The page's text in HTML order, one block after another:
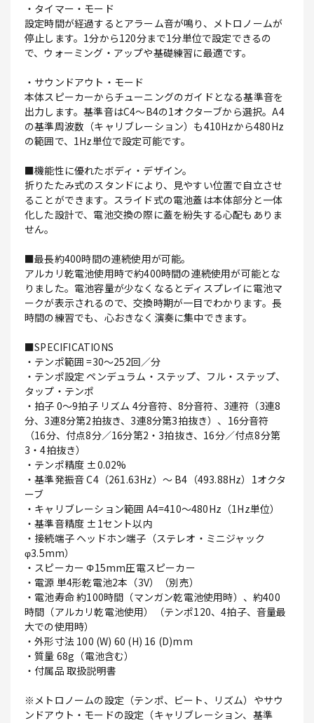
・タイマー・モード
設定時間が経過するとアラーム音が鳴り、メトロノームが
停止します。1分から120分まで1分単位で設定できるの
で、ウォーミング・アップや基礎練習に最適です。
・サウンドアウト・モード
本体スピーカーからチューニングのガイドとなる基準音を
出力します。基準音はC4～B4の1オクターブから選択。A4
の基準周波数（キャリブレーション）も410Hzから480Hz
の範囲で、1Hz単位で設定可能です。
■機能性に優れたボディ・デザイン。
折りたたみ式のスタンドにより、見やすい位置で自立させ
ることができます。スライド式の電池蓋は本体部分と一体
化した設計で、電池交換の際に蓋を紛失する心配もありま
せん。
■最長約400時間の連続使用が可能。
アルカリ乾電池使用時で約400時間の連続使用が可能とな
りました。電池容量が少なくなるとディスプレイに電池マ
ークが表示されるので、交換時期が一目でわかります。長
時間の練習でも、心おきなく演奏に集中できます。
■SPECIFICATIONS
・テンポ範囲 =30～252回／分
・テンポ設定 ペンデュラム・ステップ、フル・ステップ、
タップ・テンポ
・拍子 0～9拍子 リズム 4分音符、8分音符、3連符（3連8
分、3連8分第2拍抜き、3連8分第3拍抜き）、16分音符
（16分、付点8分／16分第2・3拍抜き、16分／付点8分第
3・4拍抜き）
・テンポ精度 ±0.02%
・基準発振音 C4（261.63Hz）～ B4（493.88Hz）1オクタ
ーブ
・キャリブレーション範囲 A4=410～480Hz（1Hz単位）
・基準音精度 ±1セント以内
・接続端子 ヘッドホン端子（ステレオ・ミニジャック
φ3.5mm）
・スピーカー Φ15mm圧電スピーカー
・電源 単4形乾電池2本（3V）（別売）
・電池寿命 約100時間（マンガン乾電池使用時）、約400
時間（アルカリ乾電池使用）（テンポ120、4拍子、音量最
大での使用時）
・外形寸法 100 (W) 60 (H) 16 (D)mm
・質量 68g（電池含む）
・付属品 取扱説明書
※メトロノームの設定（テンポ、ビート、リズム）やサウ
ンドアウト・モードの設定（キャリブレーション、基準